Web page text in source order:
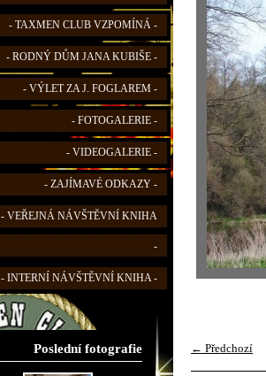
- TAXMEN CLUB VZPOMÍNÁ -
- RODNÝ DŮM JANA KUBIŠE -
- VÝLET ZA J. FOGLAREM -
- FOTOGALERIE -
- VIDEOGALERIE -
- ZAJÍMAVÉ ODKAZY -
- VEŘEJNÁ NÁVŠTĚVNÍ KNIHA
-
- INTERNÍ NÁVŠTĚVNÍ KNIHA -
Poslední fotografie ← Předchozí